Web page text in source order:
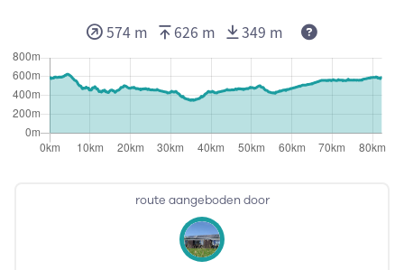
route aangeboden door
574 m 626 m 349 m